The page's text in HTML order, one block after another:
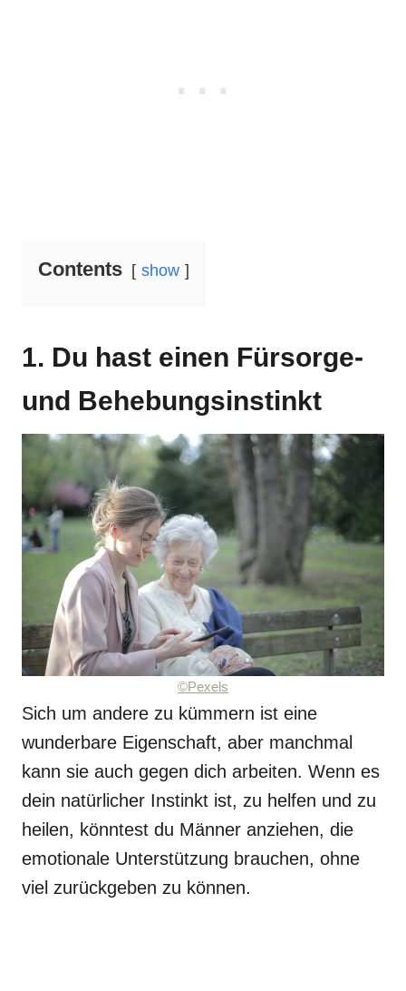
Contents show
1. Du hast einen Fürsorge-
und Behebungsinstinkt
©Pexels
Sich um andere zu kümmern ist eine
wunderbare Eigenschaft, aber manchmal
kann sie auch gegen dich arbeiten. Wenn es
dein natürlicher Instinkt ist, zu helfen und zu
heilen, könntest du Männer anziehen, die
emotionale Unterstützung brauchen, ohne
viel zurückgeben zu können.